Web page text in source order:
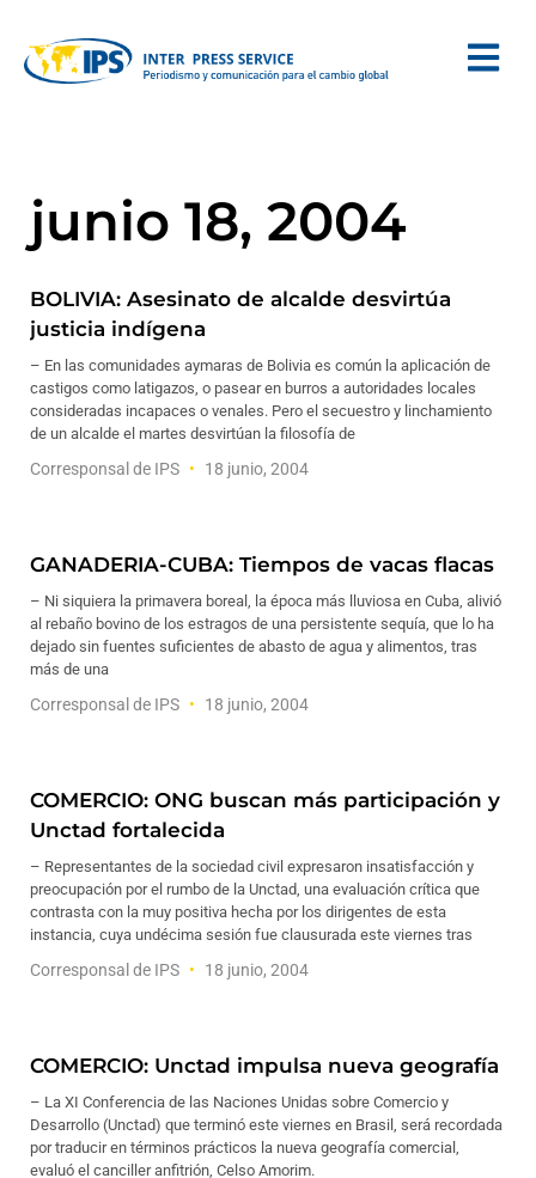
junio 18, 2004
BOLIVIA: Asesinato de alcalde desvirtúa
justicia indígena
– En las comunidades aymaras de Bolivia es común la aplicación de
castigos como latigazos, o pasear en burros a autoridades locales
consideradas incapaces o venales. Pero el secuestro y linchamiento
de un alcalde el martes desvirtúan la filosofía de
Corresponsal de IPS 18 junio, 2004
GANADERIA-CUBA: Tiempos de vacas flacas
– Ni siquiera la primavera boreal, la época más lluviosa en Cuba, alivió
al rebaño bovino de los estragos de una persistente sequía, que lo ha
dejado sin fuentes suficientes de abasto de agua y alimentos, tras
más de una
Corresponsal de IPS 18 junio, 2004
COMERCIO: ONG buscan más participación y
Unctad fortalecida
– Representantes de la sociedad civil expresaron insatisfacción y
preocupación por el rumbo de la Unctad, una evaluación crítica que
contrasta con la muy positiva hecha por los dirigentes de esta
instancia, cuya undécima sesión fue clausurada este viernes tras
Corresponsal de IPS 18 junio, 2004
COMERCIO: Unctad impulsa nueva geografía
– La XI Conferencia de las Naciones Unidas sobre Comercio y
Desarrollo (Unctad) que terminó este viernes en Brasil, será recordada
por traducir en términos prácticos la nueva geografía comercial,
evaluó el canciller anfitrión, Celso Amorim.